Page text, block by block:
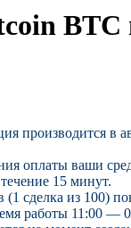
производится в
оплаты ваши
15 минут.
(1 сделка из 100)
работы 11:00 —